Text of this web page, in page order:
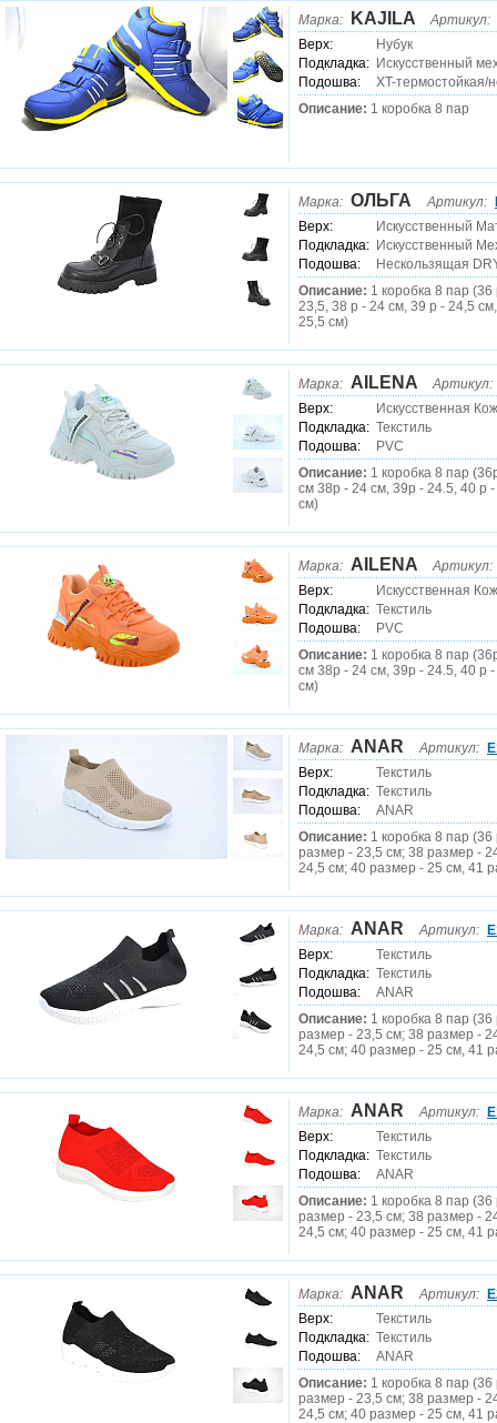
Марка: KAJILA
Артикул:
Верх:
Нубук
Подкладка: Искусственный
Подошва:
XT-термостойкая/
Описание: 1 коробка 8 пар
Марка: ОЛЬГА Артикул:
Верх:
Искусственный
Подкладка: Искусственный
Подошва:
Нескользящая
Описание: 1 коробка 8 пар
23,5, 38 р - 24 см, 39 р - 24,5
25,5 см)
Марка: AILENA
Артикул:
Верх:
Искусственная
Подкладка: Текстиль
Подошва:
PVC
Описание: 1 коробка 8 пар
см 38р - 24 см, 39р - 24.5, 40 р
см)
Марка: AILENA
Артикул:
Верх:
Искусственная
Подкладка: Текстиль
Подошва:
PVC
Описание: 1 коробка 8 пар
см 38р - 24 см, 39р - 24.5, 40 р
см)
Марка: ANAR Артикул:
Верх:
Текстиль
Подкладка: Текстиль
Подошва:
ANAR
Описание: 1 коробка 8 пар
размер - 23,5 см; 38 размер -
24,5 см; 40 размер - 25 см, 41
Марка: ANAR Артикул:
Верх:
Текстиль
Подкладка: Текстиль
Подошва:
ANAR
Описание: 1 коробка 8 пар
размер - 23,5 см; 38 размер -
24,5 см; 40 размер - 25 см, 41
Марка: ANAR Артикул:
Верх:
Текстиль
Подкладка: Текстиль
Подошва:
ANAR
Описание: 1 коробка 8 пар
размер - 23,5 см; 38 размер -
24,5 см; 40 размер - 25 см, 41
Марка: ANAR Артикул:
Верх:
Текстиль
Подкладка: Текстиль
Подошва:
ANAR
Описание: 1 коробка 8 пар
размер - 23,5 см; 38 размер -
24,5 см; 40 размер - 25 см, 41